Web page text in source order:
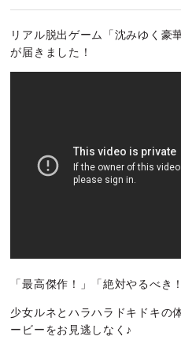
リアル脱出ゲーム「沈みゆく豪
が届きました！
「最高傑作！」「絶対やるべき
少女ルネとハラハラドキドキの
ービーをお見逃しなく♪